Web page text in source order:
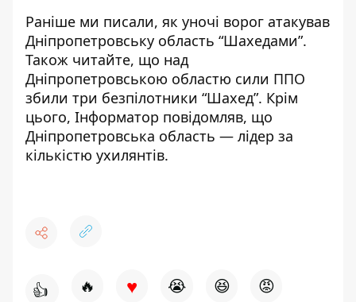
Раніше ми писали, як уночі ворог атакував
Дніпропетровську область “Шахедами”.
Також читайте, що над
Дніпропетровською областю сили ППО
збили три безпілотники “Шахед”. Крім
цього, Інформатор повідомляв, що
Дніпропетровська область — лідер за
кількістю ухилянтів.
👍 🔥 ♥ 😭 😆 😡